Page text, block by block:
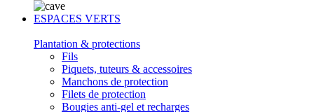
ESPACES VERTS
Plantation & protections
Fils
Piquets, tuteurs & accessoires
Manchons de protection
Filets de protection
Bougies anti-gel et recharges